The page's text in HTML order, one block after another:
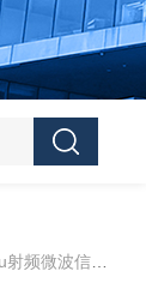
电发生器
波信号发生器维修